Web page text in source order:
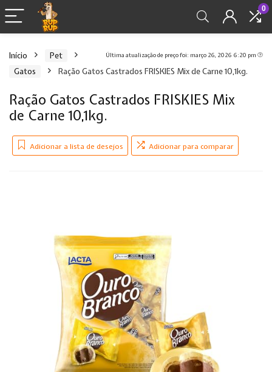
0
Última atualização de preço foi: março 26, 2026 6:20 pm
Início
Pet
Gatos
Ração Gatos Castrados FRISKIES Mix de Carne 10,1kg.
Ração Gatos Castrados FRISKIES Mix
de Carne 10,1kg.
Adicionar a lista de desejos Adicionar para comparar